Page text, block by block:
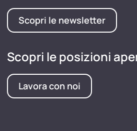
Scopri le newsletter
Scopri le posizioni
Lavora con noi